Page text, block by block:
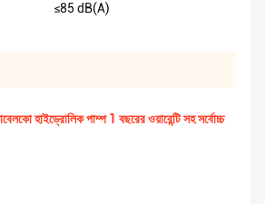
≤85 dB(A)
হাইড্রোলিক পাম্প 1 বছরের ওয়ারেন্টি সহ সর্বোচ্চ